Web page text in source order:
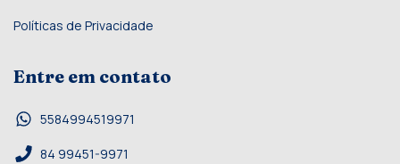
Políticas de Privacidade
Entre em contato
5584994519971
84 99451-9971